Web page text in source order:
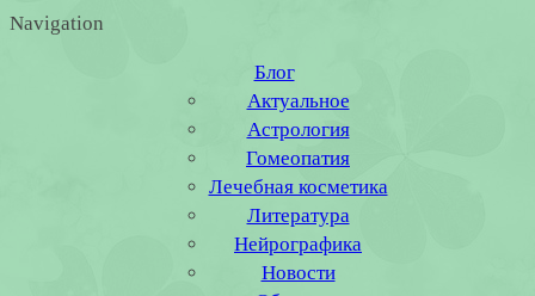
Navigation
Блог
Актуальное
Астрология
Гомеопатия
Лечебная косметика
Литература
Нейрографика
Новости